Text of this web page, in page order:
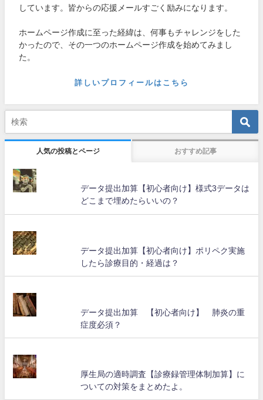
しています。皆からの応援メールすごく励みになります。
ホームページ作成に至った経緯は、何事もチャレンジをした
かったので、その一つのホームページ作成を始めてみまし
た。
詳しいプロフィールはこちら
人気の投稿とページ おすすめ記事
データ提出加算【初心者向け】様式3データは
どこまで埋めたらいいの？
データ提出加算【初心者向け】ポリペク実施
したら診療目的・経過は？
データ提出加算 【初心者向け】 肺炎の重
症度必須？
厚生局の適時調査【診療録管理体制加算】に
ついての対策をまとめたよ。